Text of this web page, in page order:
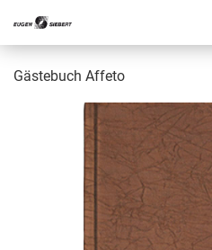
Gästebuch Affeto